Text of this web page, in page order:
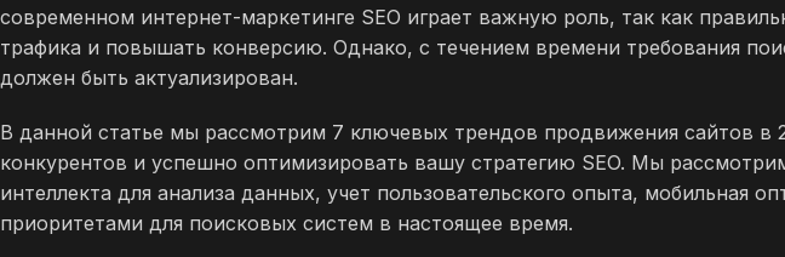
современном интернет-маркетинге SEO играет важную роль, так как
трафика и повышать конверсию. Однако, с течением времени требования
должен быть актуализирован.
В данной статье мы рассмотрим 7 ключевых трендов продвижения сайтов в
конкурентов и успешно оптимизировать вашу стратегию SEO. Мы
интеллекта для анализа данных, учет пользовательского опыта, мобильная
приоритетами для поисковых систем в настоящее время.